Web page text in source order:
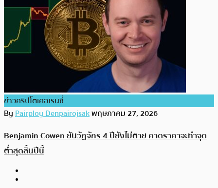
ข่าวคริปโตเคอเรนซี่
ByPairploy Denpairojsakพฤษภาคม 27, 2026
Benjamin Cowen ยันวัฏจักร 4 ปียังไม่ตาย คาดราคาจะทำจุด
ต่ำสุดสิ้นปีนี้